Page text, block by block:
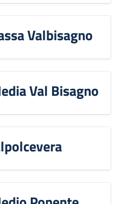
Valbisagno
Val Bisagno